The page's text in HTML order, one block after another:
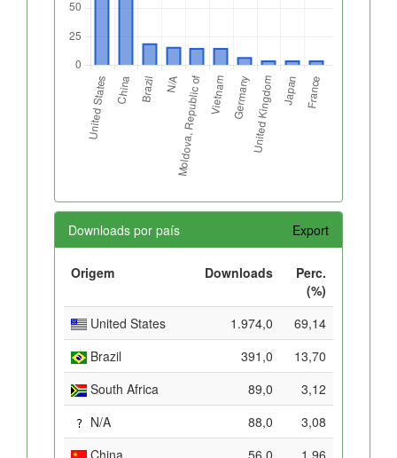
Downloads por país Export
Origem Downloads
Perc.
(%)
United States
1.974,0
69,14
Brazil
391,0
13,70
South Africa
89,0
3,12
N/A
88,0
3,08
China
56,0
1,96